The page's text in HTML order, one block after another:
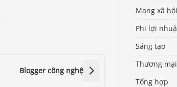
Blogger công nghệ
Mạng xã hội
Phi lợi
Sáng tạo
Thương
Tổng hợp